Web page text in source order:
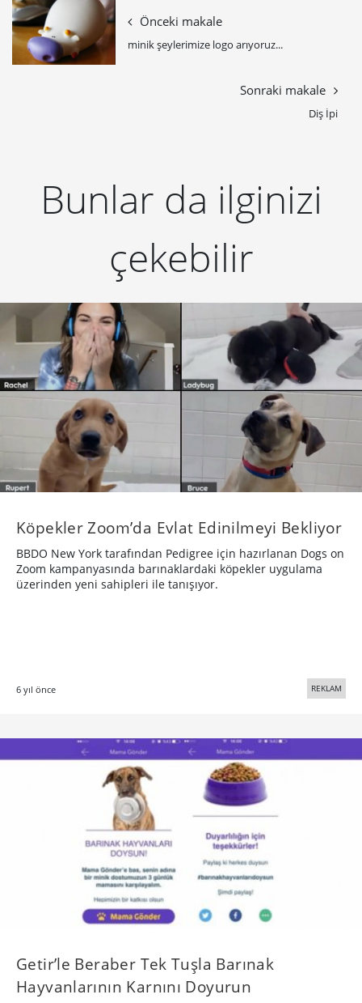
Önceki makale
minik şeylerimize logo arıyoruz...
Sonraki makale
Diş İpi
Bunlar da ilginizi
çekebilir
Köpekler Zoom’da Evlat Edinilmeyi Bekliyor
BBDO New York tarafından Pedigree için hazırlanan Dogs on
Zoom kampanyasında barınaklardaki köpekler uygulama
üzerinden yeni sahipleri ile tanışıyor.
6 yıl önce REKLAM
Getir’le Beraber Tek Tuşla Barınak
Hayvanlarının Karnını Doyurun